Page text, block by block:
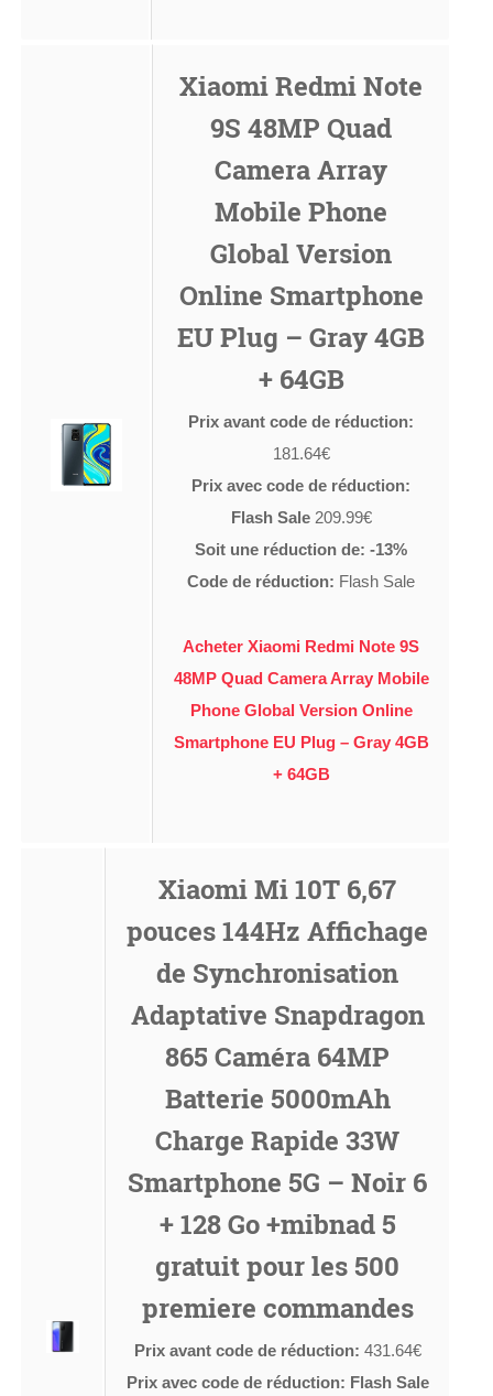
Xiaomi Redmi Note
9S 48MP Quad
Camera Array
Mobile Phone
Global Version
Online Smartphone
EU Plug – Gray 4GB
+ 64GB
Prix avant code de réduction:
181.64€
Prix avec code de réduction:
Flash Sale 209.99€
Soit une réduction de: -13%
Code de réduction: Flash Sale
Acheter Xiaomi Redmi Note 9S
48MP Quad Camera Array Mobile
Phone Global Version Online
Smartphone EU Plug – Gray 4GB
+ 64GB
Xiaomi Mi 10T 6,67
pouces 144Hz Affichage
de Synchronisation
Adaptative Snapdragon
865 Caméra 64MP
Batterie 5000mAh
Charge Rapide 33W
Smartphone 5G – Noir 6
+ 128 Go +mibnad 5
gratuit pour les 500
premiere commandes
Prix avant code de réduction: 431.64€
Prix avec code de réduction: Flash Sale